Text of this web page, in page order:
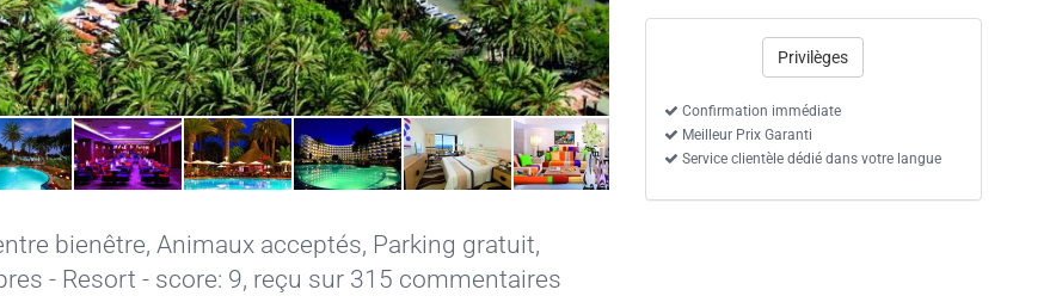
Privilèges
Confirmation immédiate
Meilleur Prix Garanti
Service clientèle dédié dans votre langue
bienêtre, Animaux acceptés, Parking gratuit,
- Resort - score: 9, reçu sur 315 commentaires